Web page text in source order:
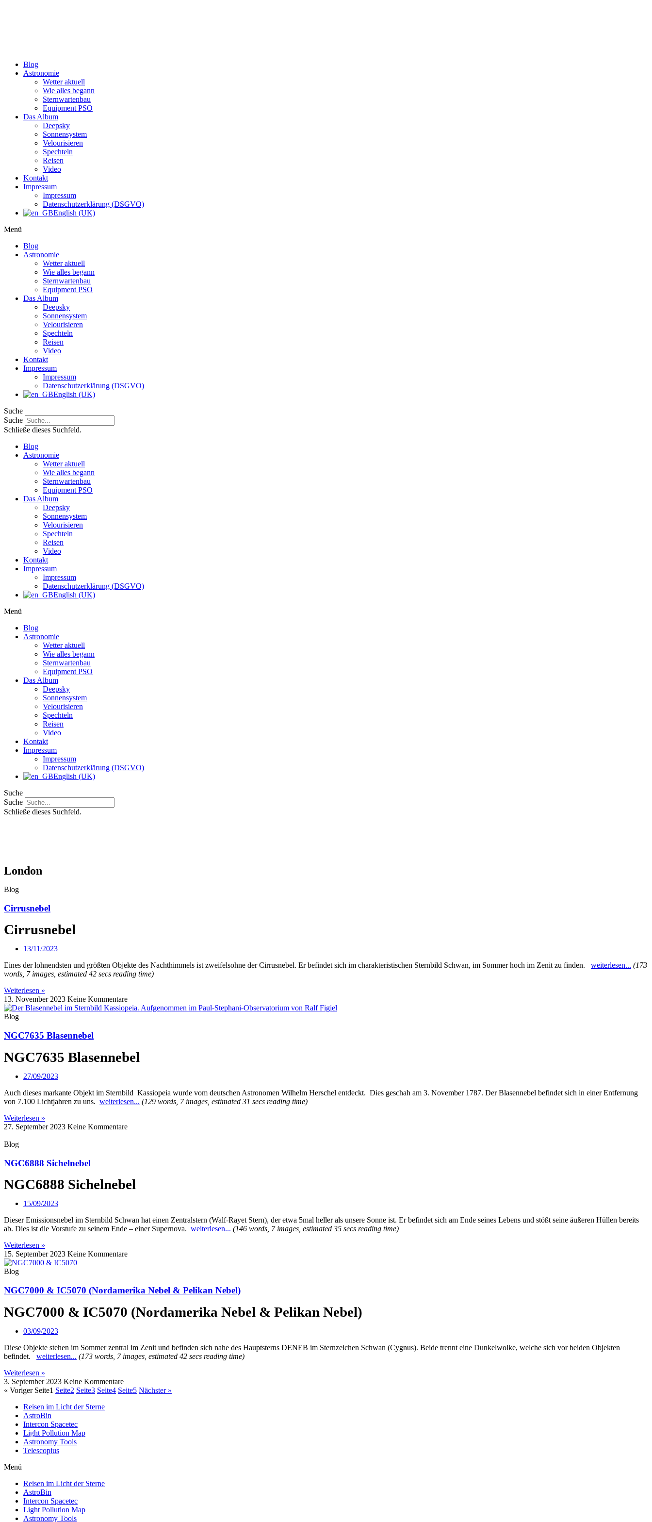
Blog
Astronomie
Wetter aktuell
Wie alles begann
Sternwartenbau
Equipment PSO
Das Album
Deepsky
Sonnensystem
Velourisieren
Spechteln
Reisen
Video
Kontakt
Impressum
Impressum
Datenschutzerklärung (DSGVO)
English (UK)
Menü
Blog
Astronomie
Wetter aktuell
Wie alles begann
Sternwartenbau
Equipment PSO
Das Album
Deepsky
Sonnensystem
Velourisieren
Spechteln
Reisen
Video
Kontakt
Impressum
Impressum
Datenschutzerklärung (DSGVO)
English (UK)
Suche
Suche
Schließe dieses Suchfeld.
Blog
Astronomie
Wetter aktuell
Wie alles begann
Sternwartenbau
Equipment PSO
Das Album
Deepsky
Sonnensystem
Velourisieren
Spechteln
Reisen
Video
Kontakt
Impressum
Impressum
Datenschutzerklärung (DSGVO)
English (UK)
Menü
Blog
Astronomie
Wetter aktuell
Wie alles begann
Sternwartenbau
Equipment PSO
Das Album
Deepsky
Sonnensystem
Velourisieren
Spechteln
Reisen
Video
Kontakt
Impressum
Impressum
Datenschutzerklärung (DSGVO)
English (UK)
Suche
Suche
Schließe dieses Suchfeld.
London
Blog
Cirrusnebel
Cirrusnebel
13/11/2023
Eines der lohnendsten und größten Objekte des Nachthimmels ist zweifelsohne der Cirrusnebel. Er befindet sich im charakteristischen Sternbild Schwan, im Sommer hoch im Zenit zu finden.
weiterlesen... (173
words, 7 images, estimated 42 secs reading time)
Weiterlesen »
13. November 2023 Keine Kommentare
Blog
NGC7635 Blasennebel
NGC7635 Blasennebel
27/09/2023
Auch dieses markante Objekt im Sternbild Kassiopeia wurde vom deutschen Astronomen Wilhelm Herschel entdeckt. Dies geschah am 3. November 1787. Der Blasennebel befindet sich in einer Entfernung
von 7.100 Lichtjahren zu uns. weiterlesen... (129 words, 7 images, estimated 31 secs reading time)
Weiterlesen »
27. September 2023 Keine Kommentare
Blog
NGC6888 Sichelnebel
NGC6888 Sichelnebel
15/09/2023
Dieser Emissionsnebel im Sternbild Schwan hat einen Zentralstern (Walf-Rayet Stern), der etwa 5mal heller als unsere Sonne ist. Er befindet sich am Ende seines Lebens und stößt seine äußeren Hüllen bereits
ab. Dies ist die Vorstufe zu seinem Ende – einer Supernova. weiterlesen... (146 words, 7 images, estimated 35 secs reading time)
Weiterlesen »
15. September 2023 Keine Kommentare
Blog
NGC7000 & IC5070 (Nordamerika Nebel & Pelikan Nebel)
NGC7000 & IC5070 (Nordamerika Nebel & Pelikan Nebel)
03/09/2023
Diese Objekte stehen im Sommer zentral im Zenit und befinden sich nahe des Hauptsterns DENEB im Sternzeichen Schwan (Cygnus). Beide trennt eine Dunkelwolke, welche sich vor beiden Objekten
befindet.
weiterlesen... (173 words, 7 images, estimated 42 secs reading time)
Weiterlesen »
3. September 2023 Keine Kommentare
« Voriger Seite1 Seite2 Seite3 Seite4 Seite5 Nächster »
Reisen im Licht der Sterne
AstroBin
Intercon Spacetec
Light Pollution Map
Astronomy Tools
Telescopius
Menü
Reisen im Licht der Sterne
AstroBin
Intercon Spacetec
Light Pollution Map
Astronomy Tools